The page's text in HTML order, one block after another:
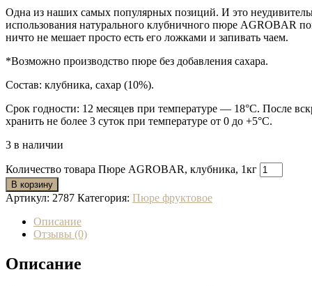
Одна из наших самых популярных позиций. И это
использования натурального клубничного пюре AGROBAR
ничто не мешает просто есть его ложками и запивать чаем.
*Возможно производство пюре без добавления сахара.
Состав: клубника, сахар (10%).
Срок годности: 12 месяцев при температуре — 18°C. После
хранить не более 3 суток при температуре от 0 до +5°C.
3 в наличии
Количество товара Пюре AGROBAR, клубника, 1кг
В корзину
Артикул: 2787 Категория: Пюре фруктовое
Описание
Отзывы (0)
Описание